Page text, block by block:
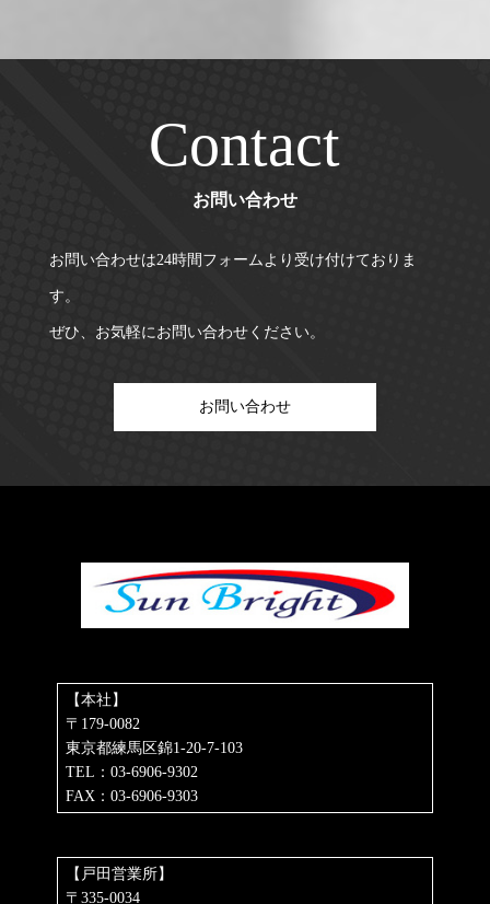
Contact
お問い合わせ
お問い合わせは24時間フォームより受け付けておりま
す。
ぜひ、お気軽にお問い合わせください。
お問い合わせ
【本社】
〒179-0082
東京都練馬区錦1-20-7-103
TEL：03-6906-9302
FAX：03-6906-9303
【戸田営業所】
〒335-0034